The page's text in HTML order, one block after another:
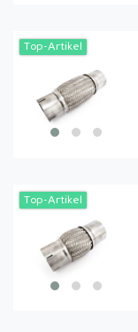
Top-Artikel
Top-Artikel